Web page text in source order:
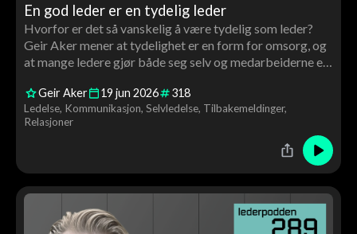
En god leder er en tydelig leder
Hvorfor er det så vanskelig å være tydelig som leder?
Geir Aker mener at tydelighet er en form for omsorg, og
at mange ledere gjør både seg selv og medarbeiderne en
praktisk samtale om kommunikasjon, krav, relasjoner og
ledelse i hverdagen.
Geir Aker 19 jun 2026 318
Ledelse Kommunikasjon Selvledelse Tilbakemeldinger
Relasjoner